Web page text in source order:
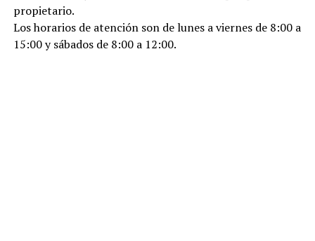
propietario.
Los horarios de atención son de lunes a viernes de 8:00 a
15:00 y sábados de 8:00 a 12:00.